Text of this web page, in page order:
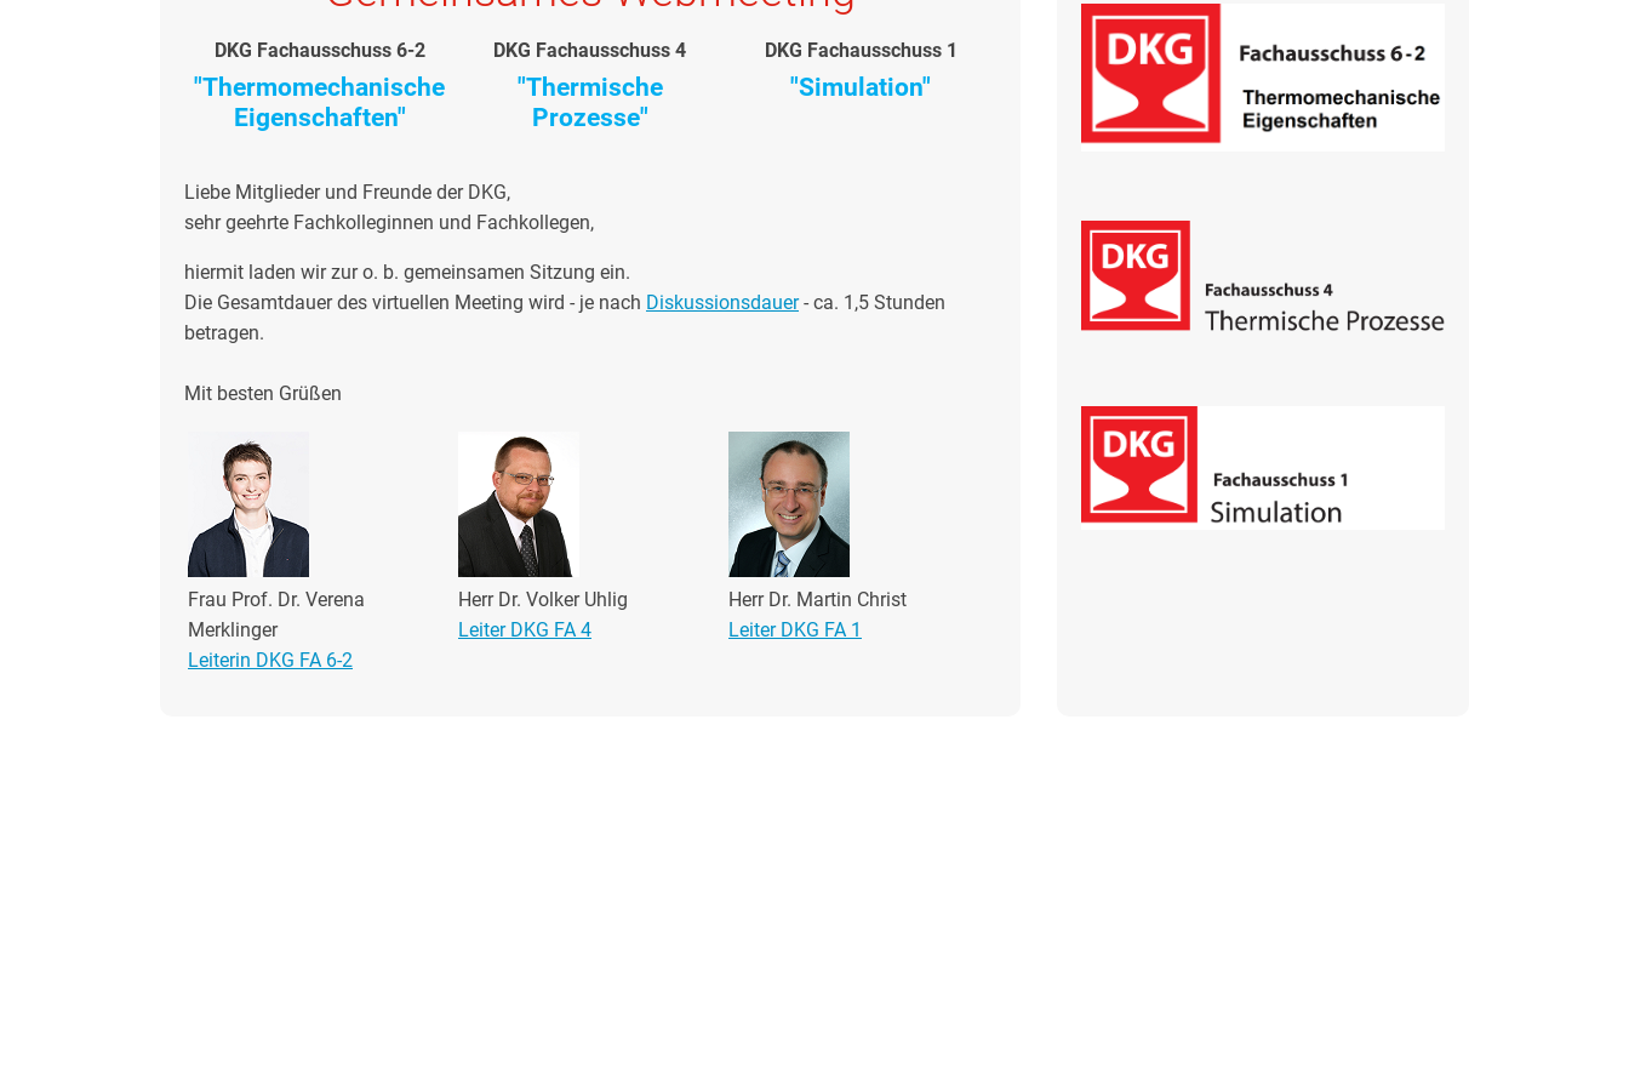
DKG Fachausschuss 6-2 DKG Fachausschuss 4 DKG Fachausschuss 1
"Thermomechanische
Eigenschaften"
"Thermische
Prozesse"
"Simulation"
Liebe Mitglieder und Freunde der DKG,
sehr geehrte Fachkolleginnen und Fachkollegen,
hiermit laden wir zur o. b. gemeinsamen Sitzung ein.
Die Gesamtdauer des virtuellen Meeting wird - je nach Diskussionsdauer- ca. 1,5 Stunden
betragen.
Mit besten Grüßen
Frau Prof. Dr. Verena
Merklinger
Leiterin DKG FA 6-2
Herr Dr. Volker Uhlig
Leiter DKG FA 4
Herr Dr. Martin Christ
Leiter DKG FA 1